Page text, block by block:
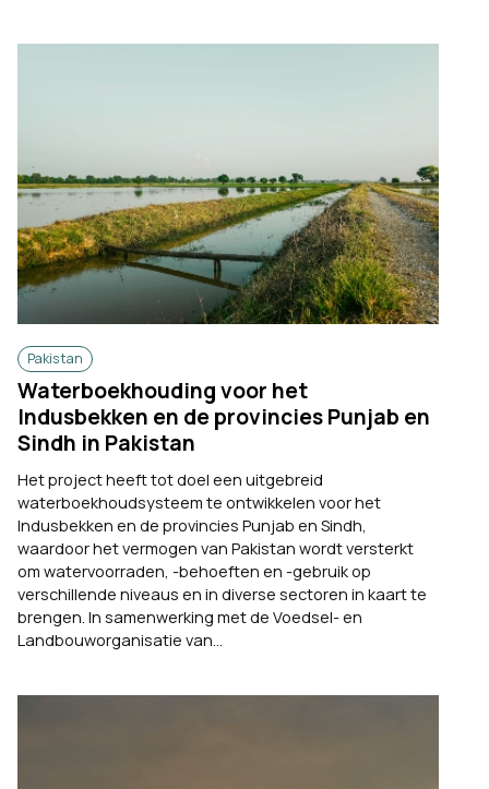
Pakistan
Waterboekhouding voor het
Indusbekken en de provincies Punjab en
Sindh in Pakistan
Het project heeft tot doel een uitgebreid
waterboekhoudsysteem te ontwikkelen voor het
Indusbekken en de provincies Punjab en Sindh,
waardoor het vermogen van Pakistan wordt versterkt
om watervoorraden, -behoeften en -gebruik op
verschillende niveaus en in diverse sectoren in kaart te
brengen. In samenwerking met de Voedsel- en
Landbouworganisatie van...